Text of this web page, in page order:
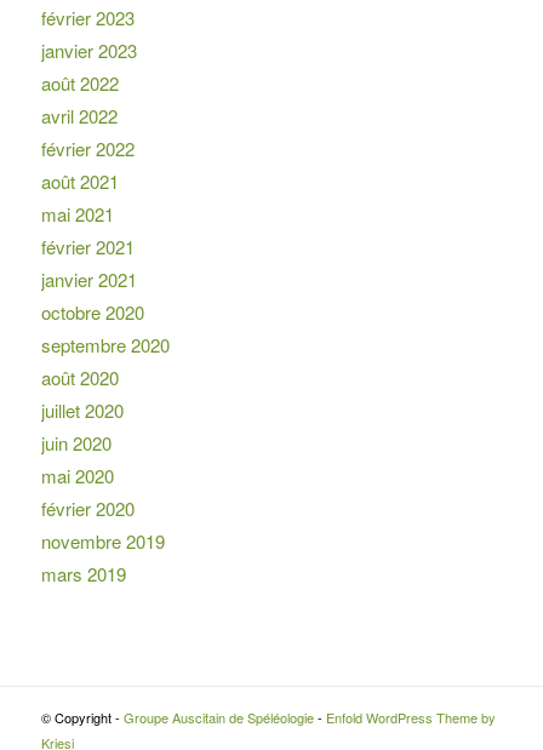
février 2023
janvier 2023
août 2022
avril 2022
février 2022
août 2021
mai 2021
février 2021
janvier 2021
octobre 2020
septembre 2020
août 2020
juillet 2020
juin 2020
mai 2020
février 2020
novembre 2019
mars 2019
© Copyright - Groupe Auscitain de Spéléologie- Enfold WordPress Theme by
Kriesi